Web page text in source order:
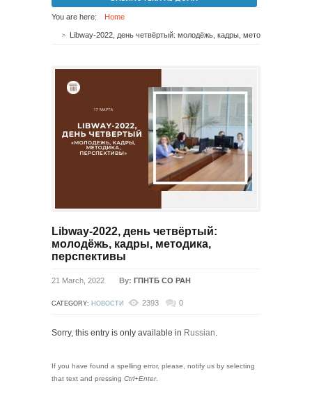
You are here: Home
Libway-2022, день четвёртый:
молодёжь, кадры, методика,
перспективы
21 March, 2022 By: ГПНТБ СО РАН
CATEGORY: НОВОСТИ 2393 0
Sorry, this entry is only available in Russian.
If you have found a spelling error, please, notify us by selecting
that text and pressing Ctrl+Enter.